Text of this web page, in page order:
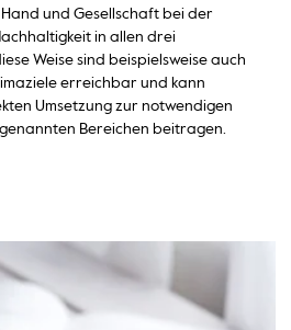
und Gesellschaft bei der
in allen drei
Weise sind beispielsweise auch
erreichbar und kann
Umsetzung zur notwendigen
Bereichen beitragen.